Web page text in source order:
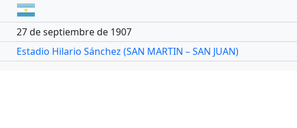
27 de septiembre de 1907
Estadio Hilario Sánchez (SAN MARTIN – SAN JUAN)